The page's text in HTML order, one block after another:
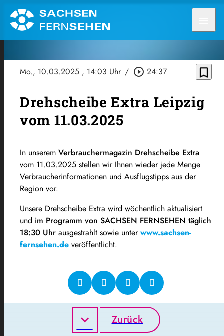
Mo., 10.03.2025 , 14:03 Uhr / play_circle_outline 24:37 bookmark_border
Drehscheibe Extra Leipzig
vom 11.03.2025
In unserem Verbrauchermagazin Drehscheibe Extra
vom 11.03.2025 stellen wir Ihnen wieder jede Menge
Verbraucherinformationen und Ausflugstipps aus der
Region vor.
Unsere Drehscheibe Extra wird wöchentlich aktualisiert
und im Programm von SACHSEN FERNSEHEN täglich
18:30 Uhr ausgestrahlt sowie unterwww.sachsen-
fernsehen.de veröffentlicht.
Zurück